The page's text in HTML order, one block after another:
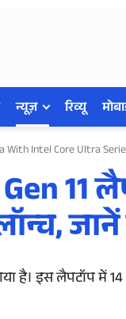
न्यूज़ रिव्यू
With Intel Core Ultra
11
है। इस लैपटॉप में